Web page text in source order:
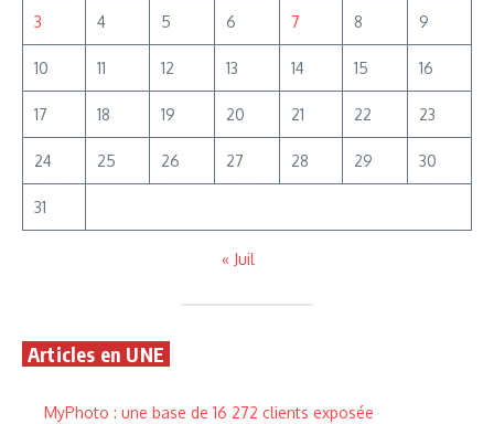
3 4 5 6 7 8 9
10 11 12 13 14 15 16
17 18 19 20 21 22 23
24 25 26 27 28 29 30
31
« Juil
Articles en UNE
MyPhoto : une base de 16 272 clients exposée